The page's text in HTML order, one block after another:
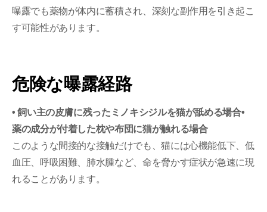
曝露でも薬物が体内に蓄積され、深刻な副作用を引き起こ
す可能性があります。
危険な曝露経路
• 飼い主の皮膚に残ったミノキシジルを猫が舐める場合•
薬の成分が付着した枕や布団に猫が触れる場合
このような間接的な接触だけでも、猫には心機能低下、低
血圧、呼吸困難、肺水腫など、命を脅かす症状が急速に現
れることがあります。